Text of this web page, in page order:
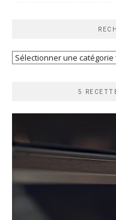
Recherche
5